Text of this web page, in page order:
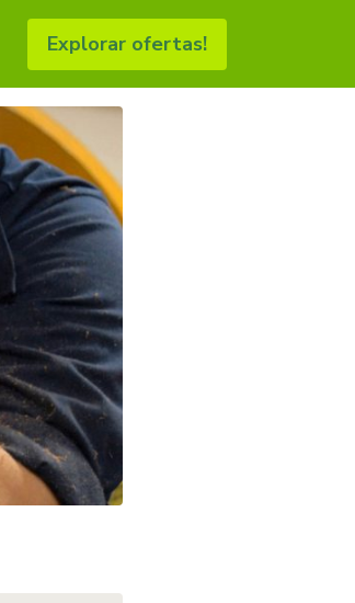
Explorar ofertas!